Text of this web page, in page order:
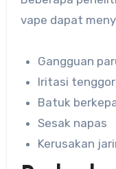
vape dapat
Gangguan
Iritasi
Batuk
Sesak napas
Kerusakan